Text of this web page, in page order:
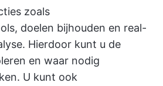
zoals
doelen bijhouden en real-
Hierdoor kunt u de
en waar nodig
U kunt ook